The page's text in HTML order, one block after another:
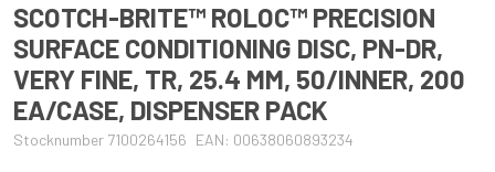
SCOTCH-BRITE™ ROLOC™ PRECISION
SURFACE CONDITIONING DISC, PN-DR,
VERY FINE, TR, 25.4 MM, 50/INNER, 200
EA/CASE, DISPENSER PACK
Stocknumber 7100264156 EAN: 00638060893234